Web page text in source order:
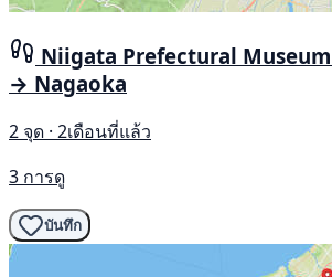
Niigata Prefectural
→ Nagaoka
2 จุด · 2เดือนที่แล้ว
3 การดู
บันทึก